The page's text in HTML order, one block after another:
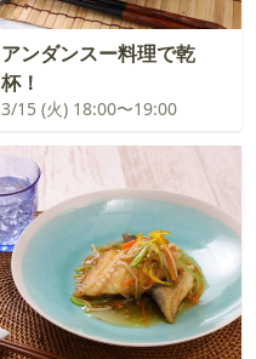
アンダンスー料理で乾
杯！
3/15 (火) 18:00〜19:00